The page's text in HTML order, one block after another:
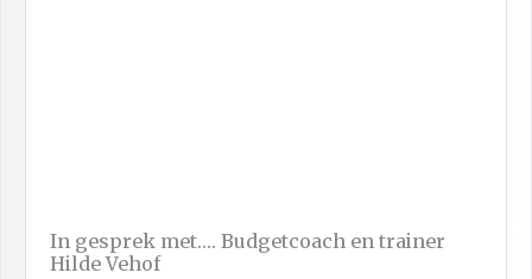
In gesprek met…. Budgetcoach en trainer
Hilde Vehof